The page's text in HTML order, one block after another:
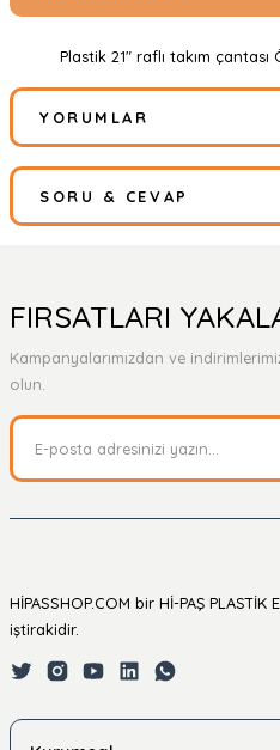
Plastik 21" raflı takım çantası
YORUMLAR
Bu ürüne ilk
SORU & CEVAP
Ürün hakkında
FIRSATLARI
Kampanyalarımızdan ve
olun.
HİPASSHOP.COM bir Hİ-PAŞ PLASTİK
iştirakidir.